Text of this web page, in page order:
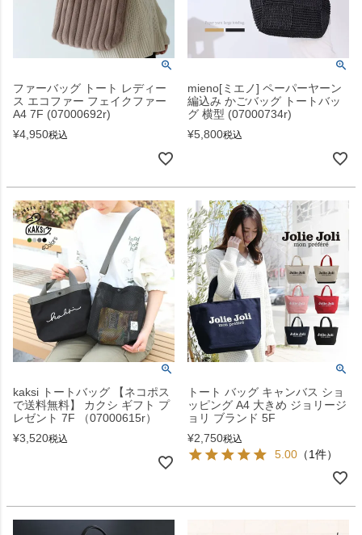
ファーバッグ トート レディー
ス エコファー フェイクファー
A4 7F (07000692r)
¥4,950税込
mieno[ミエノ] ペーパーヤーン
編込み かごバッグ トートバッ
グ 横型 (07000734r)
¥5,800税込
kaksi トートバッグ 【ネコポス
で送料無料】 カクシ ギフト プ
レゼント 7F （07000615r）
¥3,520税込
トート バッグ キャンバス ショ
ッピング A4 大きめ ジョリージ
ョリ ブランド 5F
¥2,750税込
5.00 （1件）